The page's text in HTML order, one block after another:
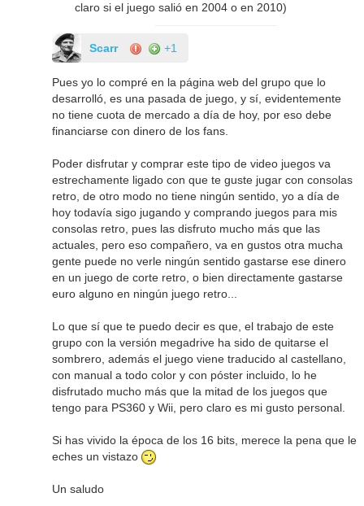
claro si el juego salió en 2004 o en 2010)
Scarr +1
Pues yo lo compré en la página web del grupo que lo
desarrolló, es una pasada de juego, y sí, evidentemente
no tiene cuota de mercado a día de hoy, por eso debe
financiarse con dinero de los fans.
Poder disfrutar y comprar este tipo de video juegos va
estrechamente ligado con que te guste jugar con consolas
retro, de otro modo no tiene ningún sentido, yo a día de
hoy todavía sigo jugando y comprando juegos para mis
consolas retro, pues las disfruto mucho más que las
actuales, pero eso compañero, va en gustos otra mucha
gente puede no verle ningún sentido gastarse ese dinero
en un juego de corte retro, o bien directamente gastarse
euro alguno en ningún juego retro...
Lo que sí que te puedo decir es que, el trabajo de este
grupo con la versión megadrive ha sido de quitarse el
sombrero, además el juego viene traducido al castellano,
con manual a todo color y con póster incluido, lo he
disfrutado mucho más que la mitad de los juegos que
tengo para PS360 y Wii, pero claro es mi gusto personal.
Si has vivido la época de los 16 bits, merece la pena que le
eches un vistazo
Un saludo